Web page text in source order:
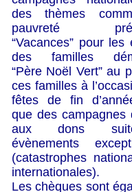
des thèmes
pauvreté
“Vacances” pour les
des familles
“Père Noël Vert” au
ces familles à
fêtes de fin
que des campagnes
aux dons
évènements
(catastrophes
internationales).
Les chèques sont